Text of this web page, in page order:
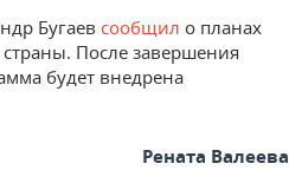
Бугаев сообщил о планах
После завершения
будет внедрена
Рената Валеева